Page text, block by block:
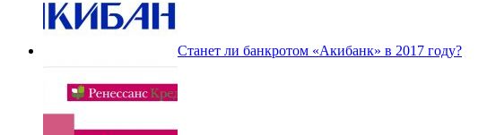
Станет ли банкротом «Акибанк» в 2017 году?